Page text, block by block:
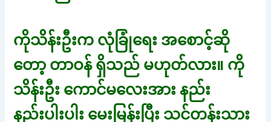
ကိုသိန်းဦးက လုံခြုံရေး အစောင့်ဆို
တော့ တာဝန် ရှိသည် မဟုတ်လား။ ကို
သိန်းဦး ကောင်မလေးအား နည်း
နည်းပါးပါး မေးမြန်းပြီး သင်တန်းသား